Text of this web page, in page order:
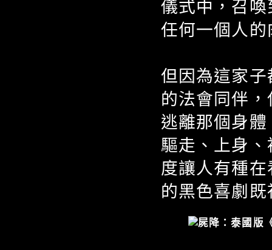
儀式中，召
任何一個人
但因為這家
的法會同伴
逃離那個身
驅走、上身
度讓人有種
的黑色喜劇